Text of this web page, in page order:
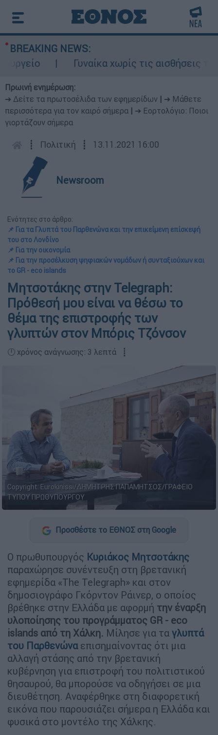
BREAKING NEWS:
Γυναίκα χωρίς τις αισθήσεις της
Πρωινή ενημέρωση:
➔ Δείτε τα πρωτοσέλιδα των εφημερίδων
➔ Μάθετε
περισσότερα για τον καιρό σήμερα
➔ Εορτολόγιο: Ποιοι
γιορτάζουν σήμερα
┋ Πολιτική ┋ 13.11.2021 16:00
Newsroom
Ενότητες στο άρθρο:
📌 Για τα Γλυπτά του Παρθενώνα και την επικείμενη επίσκεψή
του στο Λονδίνο
📌 Για την οικονομία
📌 Για την προσέλκυση ψηφιακών νομάδων ή συνταξιούχων και
το GR - eco islands
Μητσοτάκης στην Telegraph:
Πρόθεσή μου είναι να θέσω το
θέμα της επιστροφής των
γλυπτών στον Μπόρις Τζόνσον
🕛 χρόνος ανάγνωσης: 3 λεπτά ┋
Copyright: Eurokinissi/ΔΗΜΗΤΡΗΣ ΠΑΠΑΜΗΤΣΟΣ/ΓΡΑΦΕΙΟ
ΤΥΠΟΥ ΠΡΩΘΥΠΟΥΡΓΟΥ
Προσθέστε το ΕΘΝΟΣ στη Google
Ο πρωθυπουργός Κυριάκος Μητσοτάκης
παραχώρησε συνέντευξη στη βρετανική
εφημερίδα «The Telegraph» και στον
δημοσιογράφο Γκόρντον Ράινερ, ο οποίος
βρέθηκε στην Ελλάδα με αφορμή την έναρξη
υλοποίησης του προγράμματος GR - eco
islands από τη Χάλκη. Μίλησε για τα γλυπτά
του Παρθενώναεπισημαίνοντας ότι μια
αλλαγή στάσης από την βρετανική
κυβέρνηση για επιστροφή του πολιτιστικού
θησαυρού, θα μπορούσε να οδηγήσει σε μια
διευθέτηση. Αναφέρθηκε στη διαφορετική
εικόνα που παρουσιάζει σήμερα η Ελλάδα και
φυσικά στο μοντέλο της Χάλκης.